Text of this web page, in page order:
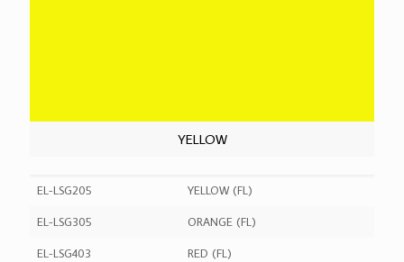
YELLOW
EL-LSG205 YELLOW (FL)
EL-LSG305 ORANGE (FL)
EL-LSG403 RED (FL)